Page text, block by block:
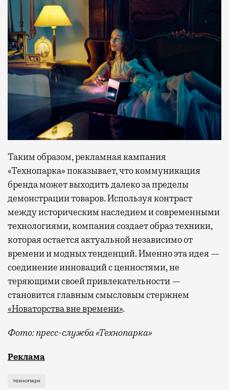
Таким образом, рекламная кампания
«Технопарка» показывает, что коммуникация
бренда может выходить далеко за пределы
демонстрации товаров. Используя контраст
между историческим наследием и современными
технологиями, компания создает образ техники,
которая остается актуальной независимо от
времени и модных тенденций. Именно эта идея —
соединение инноваций с ценностями, не
теряющими своей привлекательности —
становится главным смысловым стержнем
«Новаторства вне времени».
Фото: пресс-служба «Технопарка»
Рекламные кампании техники редко выходят за
Реклама
технопарк